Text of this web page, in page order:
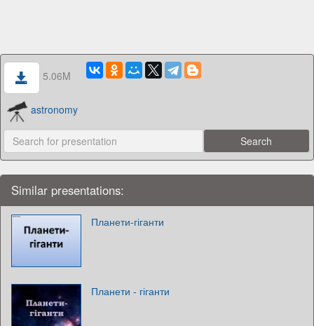
5.06M
astronomy
Similar presentations:
Планети-гіганти
Планети - гіганти